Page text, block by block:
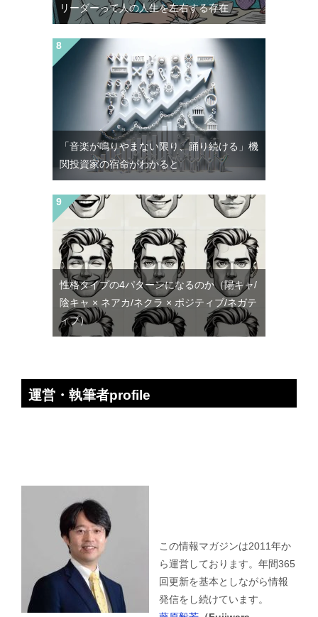
リーダーって人の人生を左右する存在
「音楽が鳴りやまない限り、踊り続ける」機
関投資家の宿命がわかると
性格タイプの4パターンになるのか（陽キャ/
陰キャ × ネアカ/ネクラ × ポジティブ/ネガテ
ィブ）
運営・執筆者profile
この情報マガジンは2011年か
ら運営しております。年間365
回更新を基本としながら情報
発信をし続けています。